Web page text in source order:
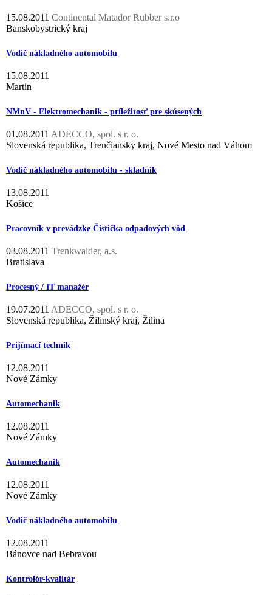
15.08.2011 Continental Matador Rubber s.r.o
Banskobystrický kraj
Vodič nákladného automobilu
15.08.2011
Martin
NMnV - Elektromechanik - príležitosť pre skúsených
01.08.2011 ADECCO, spol. s r. o.
Slovenská republika, Trenčiansky kraj, Nové Mesto nad Váhom
Vodič nákladného automobilu - skladník
13.08.2011
Košice
Pracovník v prevádzke Čistička odpadových vôd
03.08.2011 Trenkwalder, a.s.
Bratislava
Procesný / IT manažér
19.07.2011 ADECCO, spol. s r. o.
Slovenská republika, Žilinský kraj, Žilina
Prijímací technik
12.08.2011
Nové Zámky
Automechanik
12.08.2011
Nové Zámky
Automechanik
12.08.2011
Nové Zámky
Vodič nákladného automobilu
12.08.2011
Bánovce nad Bebravou
Kontrolór-kvalitár